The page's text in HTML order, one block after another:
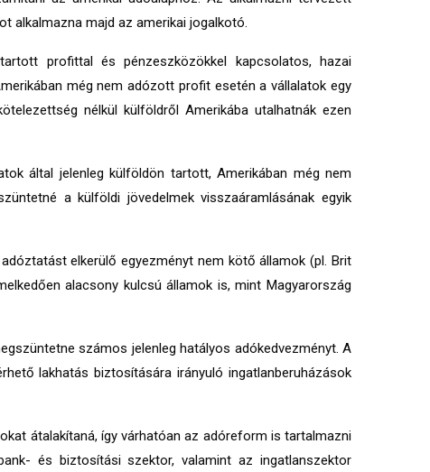
alkalmazna majd az amerikai jogalkotó.
profittal és pénzeszközökkel kapcsolatos, hazai
még nem adózott profit esetén a vállalatok egy
nélkül külföldről Amerikába utalhatnák ezen
által jelenleg külföldön tartott, Amerikában még nem
a külföldi jövedelmek visszaáramlásának egyik
elkerülő egyezményt nem kötő államok (pl. Brit
alacsony kulcsú államok is, mint Magyarország
számos jelenleg hatályos adókedvezményt. A
lakhatás biztosítására irányuló ingatlanberuházások
átalakítaná, így várhatóan az adóreform is tartalmazni
és biztosítási szektor, valamint az ingatlanszektor